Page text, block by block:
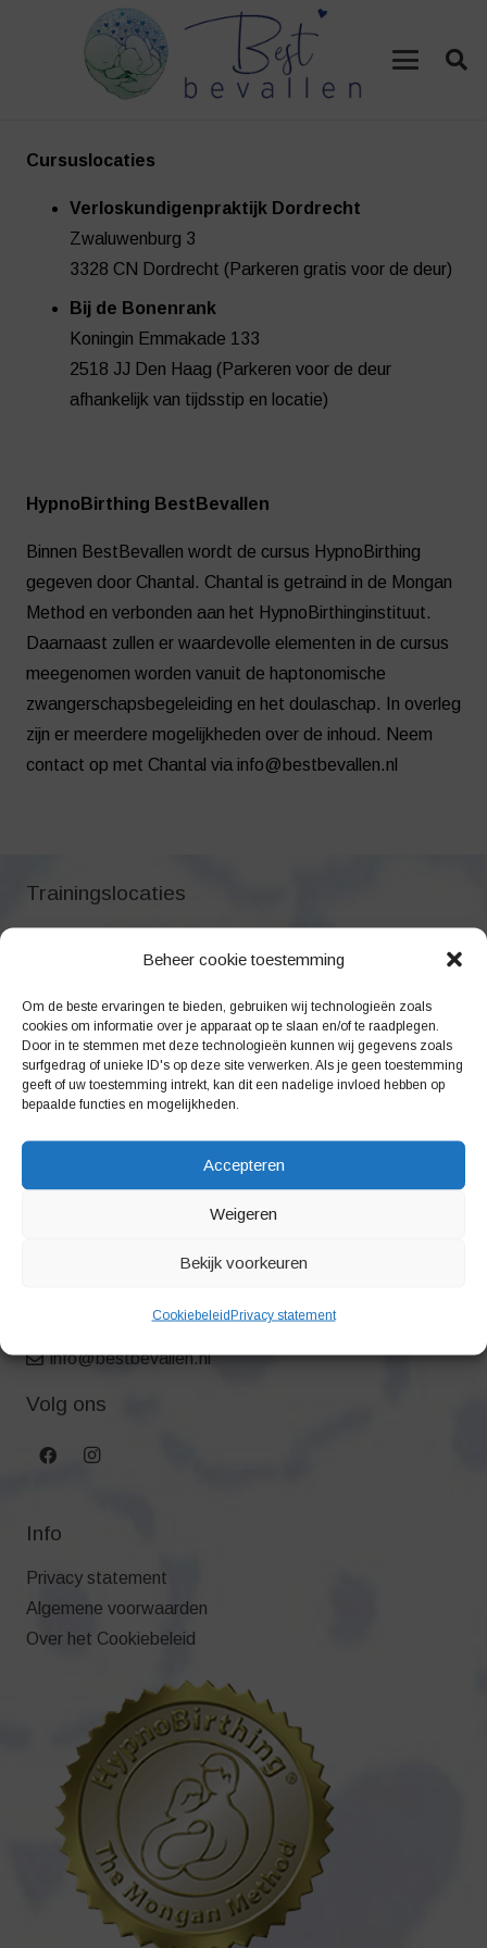
Beheer cookie toestemming
Om de beste ervaringen te bieden, gebruiken wij technologieën zoals
cookies om informatie over je apparaat op te slaan en/of te raadplegen.
Door in te stemmen met deze technologieën kunnen wij gegevens zoals
surfgedrag of unieke ID's op deze site verwerken. Als je geen toestemming
geeft of uw toestemming intrekt, kan dit een nadelige invloed hebben op
bepaalde functies en mogelijkheden.
Accepteren
Weigeren
Bekijk voorkeuren
CookiebeleidPrivacy statement
Cursuslocaties
Verloskundigenpraktijk Dordrecht
Zwaluwenburg 3
3328 CN Dordrecht (Parkeren gratis voor de deur)
Bij de Bonenrank
Koningin Emmakade 133
2518 JJ Den Haag (Parkeren voor de deur
afhankelijk van tijdsstip en locatie)
HypnoBirthing BestBevallen
Binnen BestBevallen wordt de cursus HypnoBirthing
gegeven door Chantal. Chantal is getraind in de Mongan
Method en verbonden aan het HypnoBirthinginstituut.
Daarnaast zullen er waardevolle elementen in de cursus
meegenomen worden vanuit de haptonomische
zwangerschapsbegeleiding en het doulaschap. In overleg
zijn er meerdere mogelijkheden over de inhoud. Neem
contact op met Chantal via info@bestbevallen.nl
Trainingslocaties
Gravendeel, Lage Zwaluwe, Drimmelen, Moerdijk,
Barendrecht, Ridderkerk, Strijen, Puttershoek,
Maasdam, Moerdijk, Lage Zwaluwe, Hardinxsveld-
Giessendam, Gorinchem, Rotterdam, Albasserdam,
Hendrik-Ido-Ambacht, Ridderkerk, Nieuw-Lekkerland,
Voor de regio’s Leidschendam, Voorburg, Delft,
Wassenaar, Oegstgeest, Leiden, werken wij in
info@bestbevallen.nl
Volg ons
Info
Privacy statement
Algemene voorwaarden
Over het Cookiebeleid